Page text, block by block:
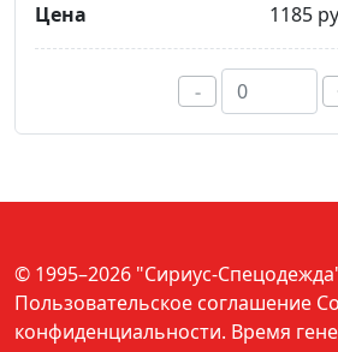
1185
-
© 1995–2026 "Сириус-
Пользовательское соглашение
конфиденциальности. Время